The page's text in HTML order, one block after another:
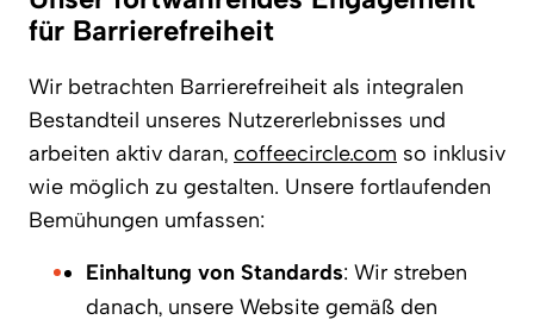
für Barrierefreiheit
Wir betrachten Barrierefreiheit als integralen
Bestandteil unseres Nutzererlebnisses und
arbeiten aktiv daran, coffeecircle.com so inklusiv
wie möglich zu gestalten. Unsere fortlaufenden
Bemühungen umfassen:
Einhaltung von Standards: Wir streben
danach, unsere Website gemäß den